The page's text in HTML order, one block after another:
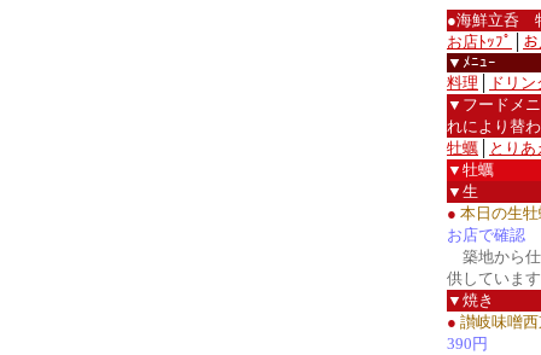
●海鮮立呑
お店ﾄｯﾌﾟ
▼ﾒﾆｭｰ
料理
ドリン
▼フードメ
れにより替
牡蠣
とり
▼牡蠣
▼生
● 本日の生
お店で確認
築地から仕
供していま
▼焼き
● 讃岐味噌
390円